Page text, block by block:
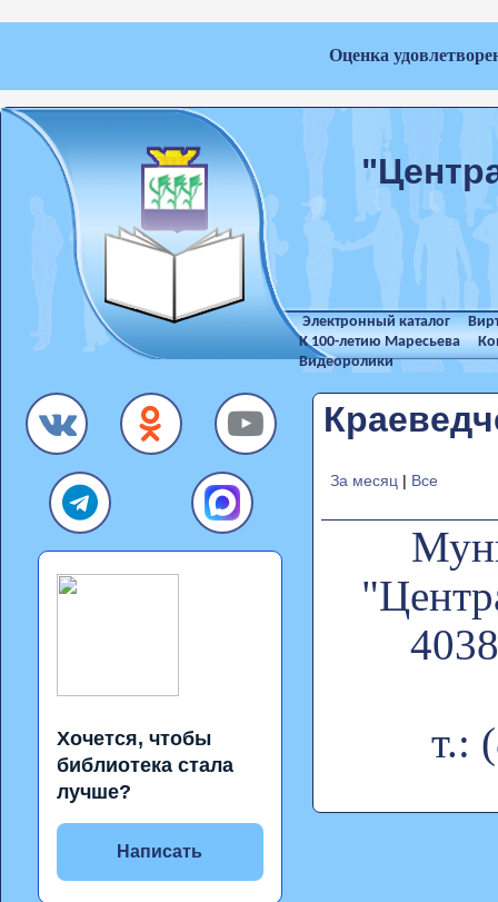
Оценка
Электронный каталог
К 100-летию Маресьева
Видеоролики
Хочется, чтобы
библиотека стала
лучше?
Написать
За месяц | Все
т.: